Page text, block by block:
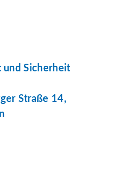
und Sicherheit
Straße 14,